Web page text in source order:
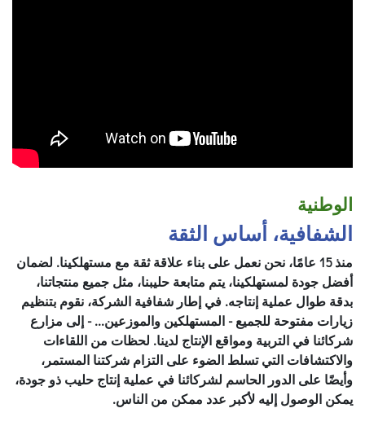
الوطنية
الشفافية، أساس الثقة
منذ 15 عامًا، نحن نعمل على بناء علاقة ثقة مع مستهلكينا. لضمان
أفضل جودة لمستهلكينا، يتم متابعة حليبنا، مثل جميع منتجاتنا،
بدقة طوال عملية إنتاجه. في إطار شفافية الشركة، نقوم بتنظيم
زيارات مفتوحة للجميع - المستهلكين والموزعين... - إلى مزارع
شركائنا في التربية ومواقع الإنتاج لدينا. لحظات من اللقاءات
والاكتشافات التي تسلط الضوء على التزام شركتنا المستمر،
وأيضًا على الدور الحاسم لشركائنا في عملية إنتاج حليب ذو جودة،
يمكن الوصول إليه لأكبر عدد ممكن من الناس.